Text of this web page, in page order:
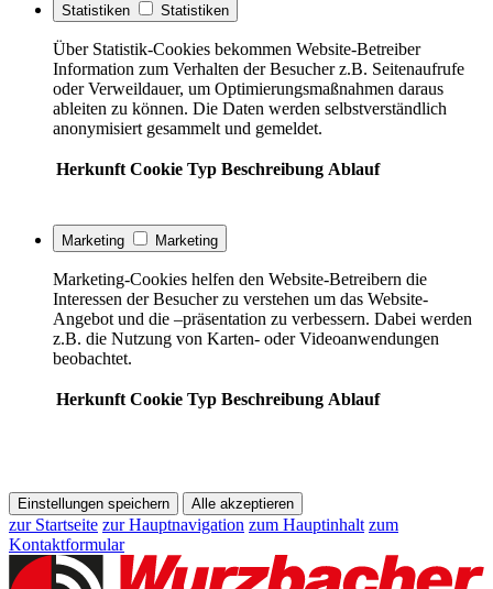
Statistiken Statistiken
Über Statistik-Cookies bekommen Website-Betreiber
Information zum Verhalten der Besucher z.B. Seitenaufrufe
oder Verweildauer, um Optimierungsmaßnahmen daraus
ableiten zu können. Die Daten werden selbstverständlich
anonymisiert gesammelt und gemeldet.
Herkunft Cookie Typ Beschreibung Ablauf
Marketing Marketing
Marketing-Cookies helfen den Website-Betreibern die
Interessen der Besucher zu verstehen um das Website-
Angebot und die –präsentation zu verbessern. Dabei werden
z.B. die Nutzung von Karten- oder Videoanwendungen
beobachtet.
Herkunft Cookie Typ Beschreibung Ablauf
Einstellungen speichern Alle akzeptieren
zur Startseite zur Hauptnavigation zum Hauptinhalt zum
Kontaktformular